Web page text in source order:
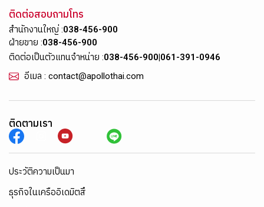
ติดต่อสอบถามโทร
สำนักงานใหญ่ :038-456-900
ฝ่ายขาย :038-456-900
ติดต่อเป็นตัวแทนจำหน่าย :038-456-900|061-391-0946
อีเมล : contact@apollothai.com
ติดตามเรา
ประวัติความเป็นมา
ธุรกิจในเครืออิเดมิตสึ